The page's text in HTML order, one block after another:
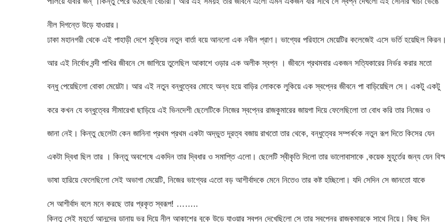
নীল দিগন্তে উড়ে যাওয়ার।
ঢাকা মহানগরী থেকে এই পাহাড়ী দেশে মুক্তির নতুন বার্তা বয়ে আনলো এক নবীন প্রাণ। ভাগ্যের পরিহাসে মেয়েটির কলেজেই এসে ভর্তি হয়েছিল কিরন।
আর এই নির্বোধ বন্দী পাখির জীবনে সে জাগিয়ে তুলেছিল আকাশে ওড়ার এক অলীক স্বপ্ন । জীবনে প্রথমবার একজন সত্যিকারের নির্ভর করার মতো
বন্ধু পেয়েছিলো বোকা মেয়েটা। আর এই নতুন বন্ধুত্বের মোহে অন্ধ হয়ে বাড়ির লোককে লুকিয়ে এক স্বপ্নের জীবনে পা বাড়িয়েছিল সে। একটু একটু
করে কখন যে বন্ধুত্বের সীমারেখা ছাড়িয়ে এই ভিনদেশী ছেলেটিকে নিজের স্বপ্নের রাজকুমারের জায়গা দিয়ে ফেলেছিলো তা বোধ করি তার নিজের ও
জানা নেই। কিন্তু ছেলেটা কেন জানিনা প্রথম প্রথম একটা অদ্ভুত দূরত্ব বজায় রাখতো তার থেকে, বন্ধুত্বের সম্পর্ককে নতুন রূপ দিতে কিসের যেন
একটা দ্বিধা ছিল তার । কিন্তু অবশেষে একদিন তার দ্বিধার ও সমাপ্তি এলো। ছেলেটি স্বীকৃতি দিলো তার ভালোবাসাকে ,কয়েক মুহূর্তের জন্য যেন
ভাষা হারিয়ে ফেলেছিলো সেই অভাগা মেয়েটি, নিজের ভাগ্যের এতো বড় আশীর্বাদকে মেনে নিতেও তার কষ্ট হচ্ছিলো। যদি সেদিন সে জানতো যাকে
সে আশীর্বাদ বলে মনে করছে তার প্রকৃত স্বরূপ! ……..
কিন্তু সেই মুহূর্তে আনন্দের ডানায় ভর দিয়ে নীল আকাশের বুকে উড়ে যাওয়ার স্বপ্ন দেখেছিলো সে তার স্বপ্নের রাজকুমারকে সাথে নিয়ে। কিছু দিন